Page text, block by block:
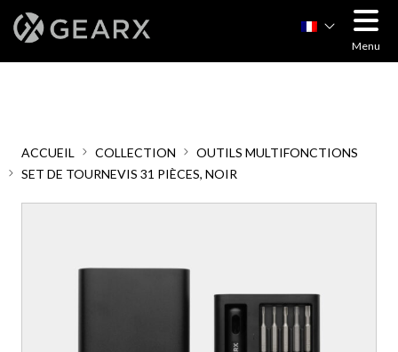
Menu
ACCUEIL COLLECTION
OUTILS MULTIFONCTIONS
SET DE TOURNEVIS 31 PIÈCES, NOIR